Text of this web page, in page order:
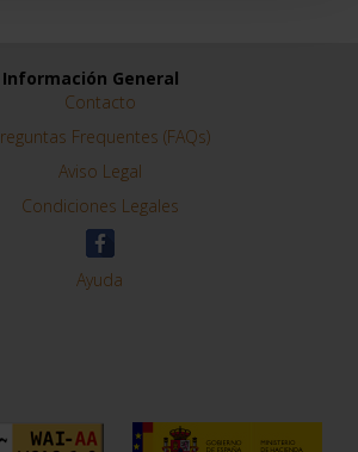
Información General
Contacto
Preguntas Frequentes (FAQs)
Aviso Legal
Condiciones Legales